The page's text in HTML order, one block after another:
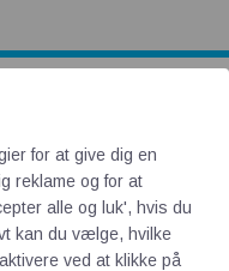
for at give dig en
reklame og for at
alle og luk', hvis du
kan du vælge, hvilke
ved at klikke på